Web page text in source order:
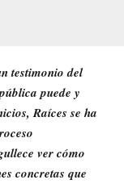
testimonio del
puede y
Raíces se ha
ver cómo
concretas que